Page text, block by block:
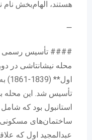
هستند، الهام‌بخش نام
—
#### تأسیس رسمی
محله نیشانتاشی در
تأسیس شد. این
استانبول بود که
ساختمان‌های
عبدالمجید اول که